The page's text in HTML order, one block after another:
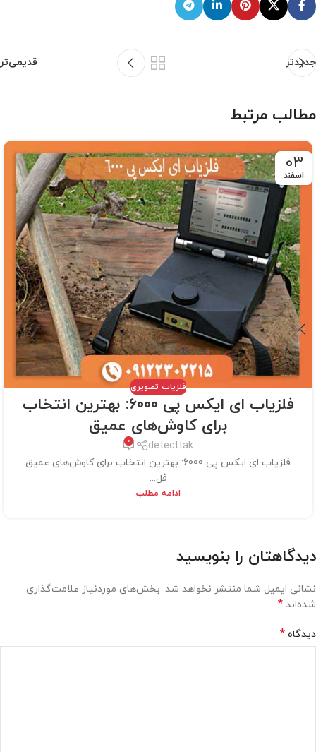
جدیدتر قدیمی‌تر
مطالب مرتبط
03
اسفند
فلزیاب تصویری
فلزیاب ای ایکس پی 6000: بهترین انتخاب
برای کاوش‌های عمیق
detecttak
0
فلزیاب ای ایکس پی 6000: بهترین انتخاب برای کاوش‌های عمیق
فل...
ادامه مطلب
دیدگاهتان را بنویسید
نشانی ایمیل شما منتشر نخواهد شد. بخش‌های موردنیاز علامت‌گذاری
شده‌اند *
دیدگاه *